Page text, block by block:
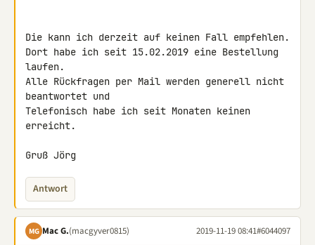
Die kann ich derzeit auf keinen Fall empfehlen.
Dort habe ich seit 15.02.2019 eine Bestellung
laufen.
Alle Rückfragen per Mail werden generell nicht
beantwortet und
Telefonisch habe ich seit Monaten keinen
erreicht.
Gruß Jörg
Antwort
MG Mac G.(macgyver0815) 2019-11-19 08:41#6044097